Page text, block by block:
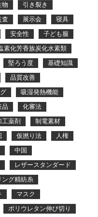
物
引き裂き
査 展示会
寝具
安全性
子ども服
素化芳香族炭化水素類
堅ろう度
基礎知識
品質改善
吸湿発熱機能
品
化審法
工薬剤
制電素材
仮撚り法
人権
中国
レザースタンダード
ング精紡糸
マスク
ポリウレタン伸び切り